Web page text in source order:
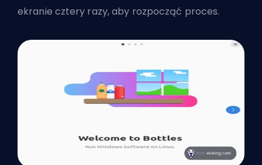
ekranie cztery razy, aby rozpocząć proces.